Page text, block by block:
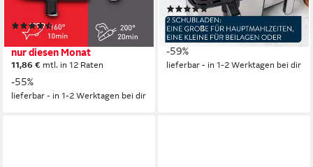
Kapazität
(174)
129,90 € UVP 289,99 €
nur diesen Monat
11,86 € mtl. in 12 Raten
-55%
lieferbar - in 1-2 Werktagen bei dir
(43)
117,90 € UVP
10,77 €mtl. in 12 Raten
-59%
lieferbar - in 1-2 Werktagen bei dir